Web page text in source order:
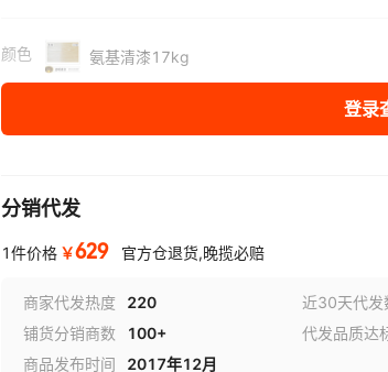
颜色 氨基清漆17kg
登录
分销代发
1件价格 ￥629 官方仓退货,晚揽必赔
商家代发热度 220 近30天代发
铺货分销商数
100+ 代发品质达
商品发布时间
2017年12月